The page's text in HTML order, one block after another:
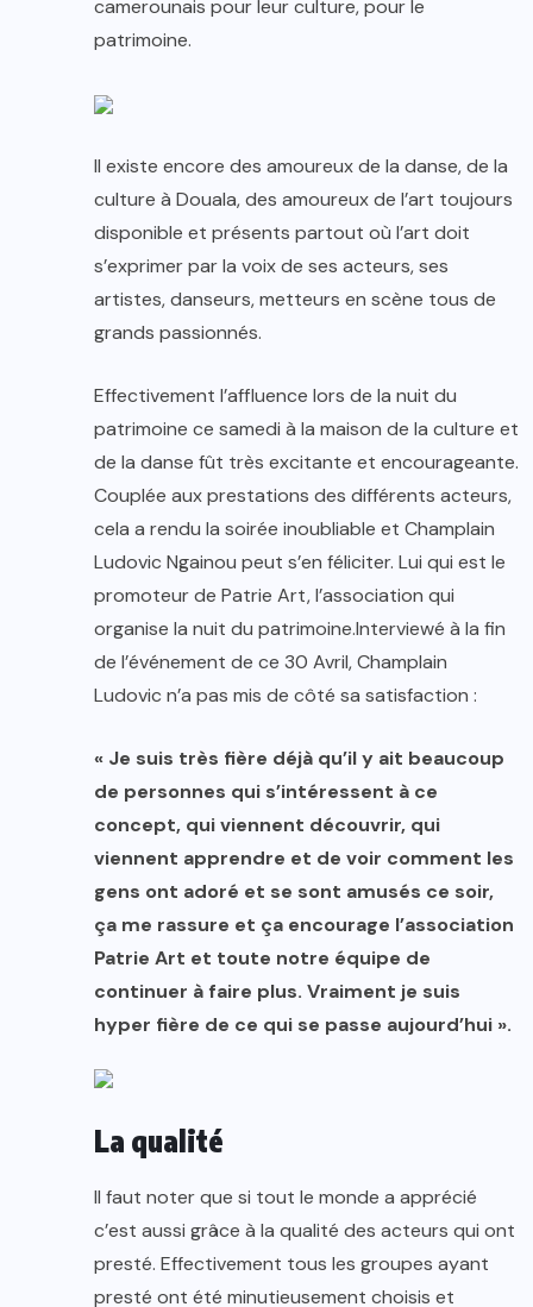
camerounais pour leur culture, pour le
patrimoine.
Il existe encore des amoureux de la danse, de la
culture à Douala, des amoureux de l’art toujours
disponible et présents partout où l’art doit
s’exprimer par la voix de ses acteurs, ses
artistes, danseurs, metteurs en scène tous de
grands passionnés.
Effectivement l’affluence lors de la nuit du
patrimoine ce samedi à la maison de la culture et
de la danse fût très excitante et encourageante.
Couplée aux prestations des différents acteurs,
cela a rendu la soirée inoubliable et Champlain
Ludovic Ngainou peut s’en féliciter. Lui qui est le
promoteur de Patrie Art, l’association qui
organise la nuit du patrimoine.Interviewé à la fin
de l’événement de ce 30 Avril, Champlain
Ludovic n’a pas mis de côté sa satisfaction :
« Je suis très fière déjà qu’il y ait beaucoup
de personnes qui s’intéressent à ce
concept, qui viennent découvrir, qui
viennent apprendre et de voir comment les
gens ont adoré et se sont amusés ce soir,
ça me rassure et ça encourage l’association
Patrie Art et toute notre équipe de
continuer à faire plus. Vraiment je suis
hyper fière de ce qui se passe aujourd’hui ».
La qualité
Il faut noter que si tout le monde a apprécié
c’est aussi grâce à la qualité des acteurs qui ont
presté. Effectivement tous les groupes ayant
presté ont été minutieusement choisis et